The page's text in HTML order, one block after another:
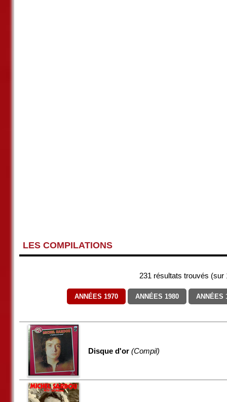
LES COMPILATIONS
231 résultats trouvés (sur
ANNÉES 1970 ANNÉES 1980 ANNÉES
Disque d'or (Compil)